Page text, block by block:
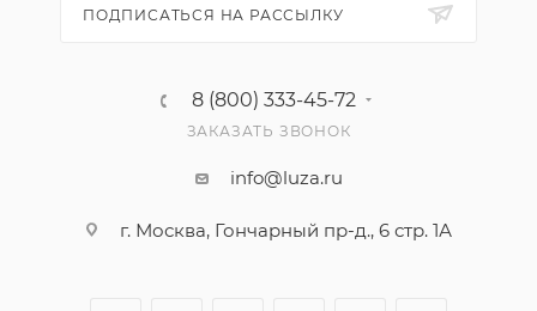
ПОДПИСАТЬСЯ НА РАССЫЛКУ
8 (800) 333-45-72
ЗАКАЗАТЬ ЗВОНОК
info@luza.ru
г. Москва, Гончарный пр-д., 6 стр. 1А